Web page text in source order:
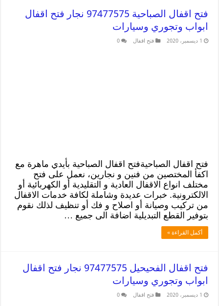
فتح اقفال الصباحية 97477575 نجار فتح اقفال
ابواب وتجوري وسيارات
1 ديسمبر، 2020 فتح اقفال 0
فتح اقفال الصباحيةفتح اقفال الصباحية بأيدي ماهرة مع
اكفأ المختصين من فنين و نجارين، نعمل على فتح
مختلف انواع الاقفال العادية و التقليدية أو الكهربائية أو
الالكترونية. خبرات عديدة وشاملة لكافة خدمات الاقفال
من تركيب وصيانة أو اصلاح و فك أو تنظيف لذلك نقوم
بتوفير القطع التبديلية اضافة الى جميع …
أكمل القراءة »
فتح اقفال الفحيحيل 97477575 نجار فتح اقفال
ابواب وتجوري وسيارات
1 ديسمبر، 2020 فتح اقفال 0